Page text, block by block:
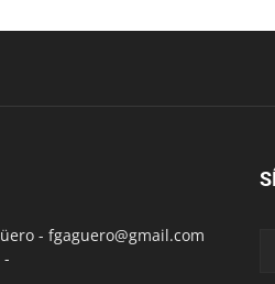
- fgaguero@gmail.com
-